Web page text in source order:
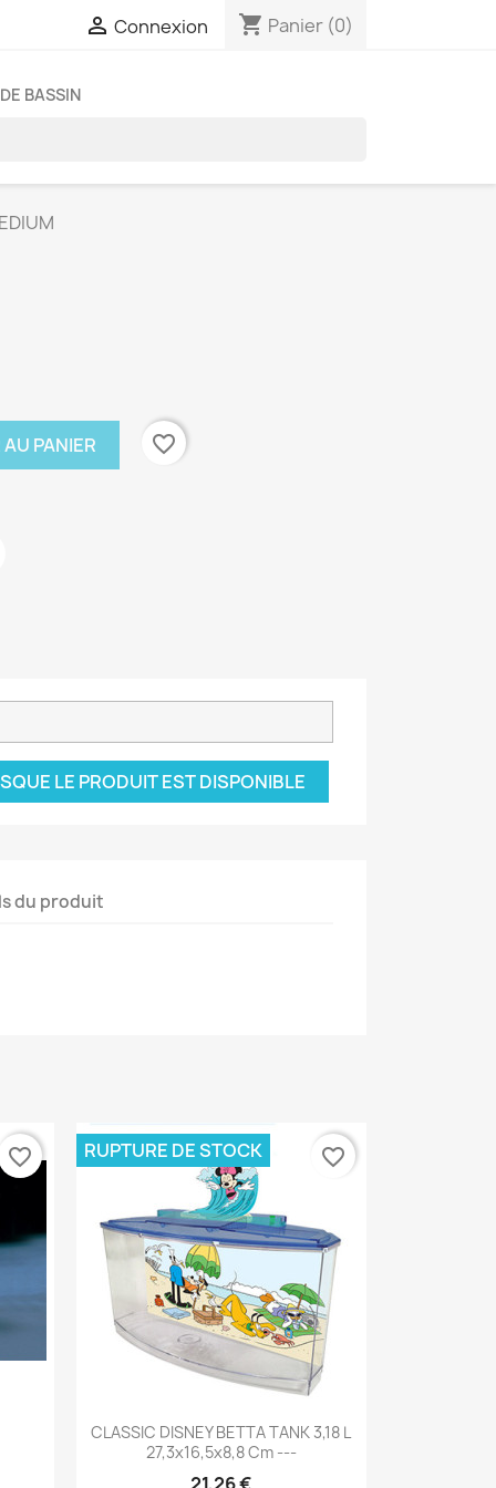
 Connexion shopping_cart Panier (0)
BASSIN
PANIER
favorite_border
LE PRODUIT EST DISPONIBLE
du produit
favorite_border
Aperçu rapide
CLASSIC DISNEY BETTA TANK 3,18 L
27,3x16,5x8,8 Cm ---
RUPTURE DE STOCK favorite_border